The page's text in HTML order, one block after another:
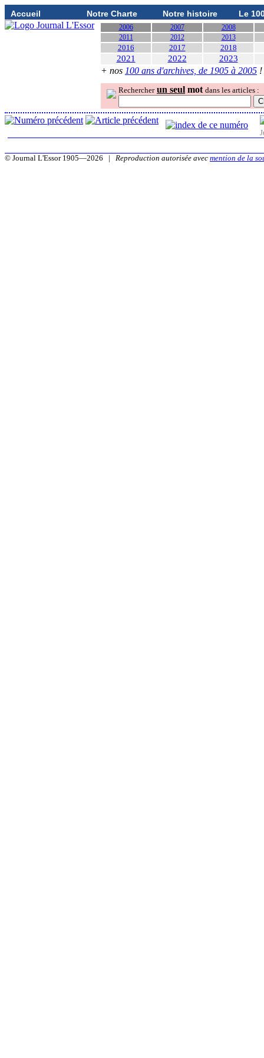
Accueil Notre Charte Notre histoire Le
2006 2007
2008
2011
2012 2013
2016 2017 2018
2021 2022 2023
+ nos 100 ans d'archives, de 1905 à 2005 !
Rechercher un seul mot dans les articles :
© Journal L'Essor 1905—2026 | Reproduction autorisée avec mention de la